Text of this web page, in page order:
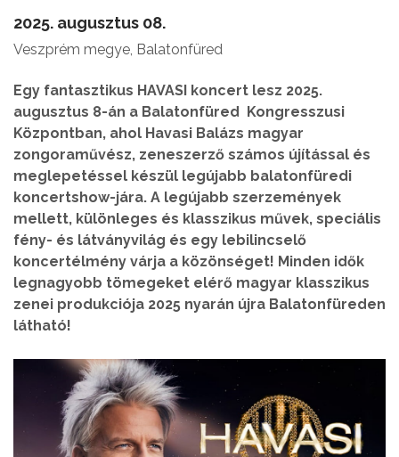
2025. augusztus 08.
Veszprém megye, Balatonfüred
Egy fantasztikus HAVASI koncert lesz 2025.
augusztus 8-án a Balatonfüred Kongresszusi
Központban, ahol Havasi Balázs magyar
zongoraművész, zeneszerző számos újítással és
meglepetéssel készül legújabb balatonfüredi
koncertshow-jára. A legújabb szerzemények
mellett, különleges és klasszikus művek, speciális
fény- és látványvilág és egy lebilincselő
koncertélmény várja a közönséget! Minden idők
legnagyobb tömegeket elérő magyar klasszikus
zenei produkciója 2025 nyarán újra Balatonfüreden
látható!